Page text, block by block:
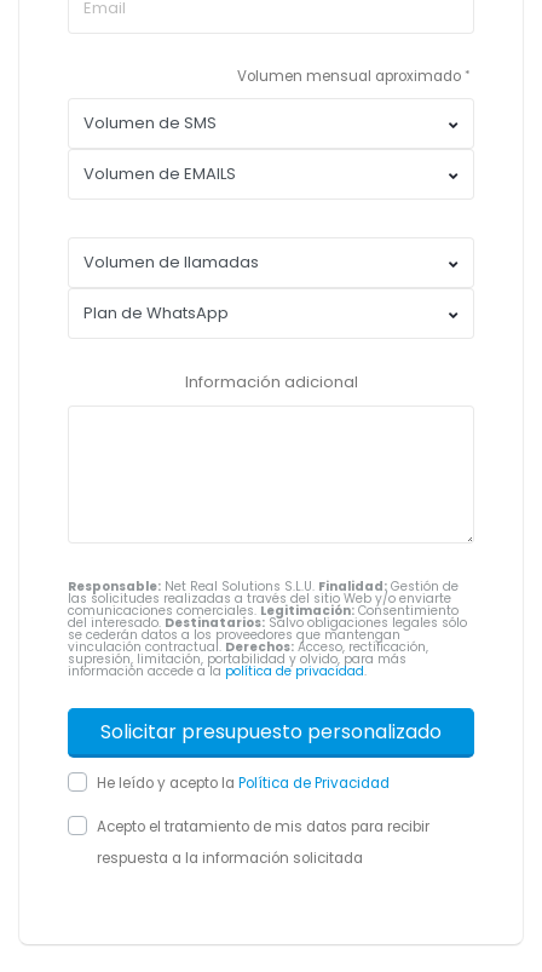
Volumen mensual aproximado
Información adicional
Responsable: Net Real Solutions S.L.U. Finalidad: Gestión de
las solicitudes realizadas a través del sitio Web y/o enviarte
comunicaciones comerciales. Legitimación: Consentimiento
del interesado. Destinatarios: Salvo obligaciones legales sólo
se cederán datos a los proveedores que mantengan
vinculación contractual. Derechos: Acceso, rectificación,
supresión, limitación, portabilidad y olvido, para más
información accede a la política de privacidad.
He leído y acepto la Política de Privacidad
Acepto el tratamiento de mis datos para recibir
respuesta a la información solicitada